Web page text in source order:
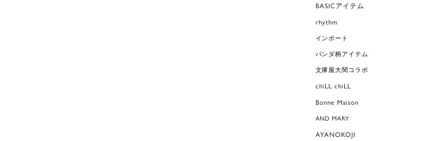
BASICアイテム
rhythm
インポート
パンダ柄アイテム
文庫屋大関コラボ
chiLL chiLL
Bonne Maison
AND MARY
AYANOKOJI